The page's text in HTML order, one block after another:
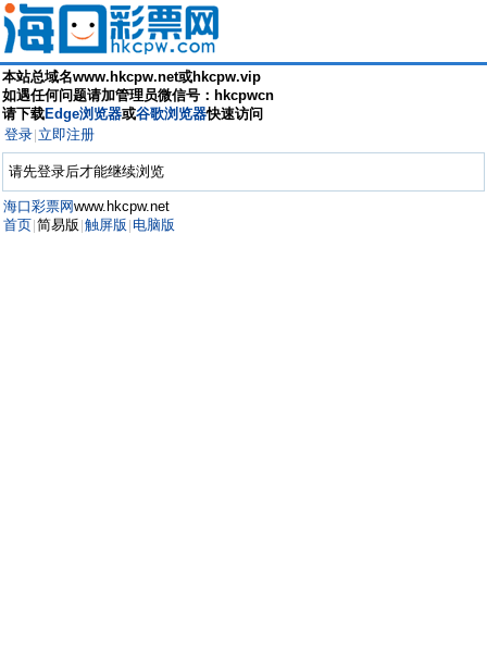
本站总域名www.hkcpw.net或hkcpw.vip
如遇任何问题请加管理员微信号：hkcpwcn
请下载Edge浏览器或谷歌浏览器快速访问
登录 立即注册
请先登录后才能继续浏览
海口彩票网www.hkcpw.net
首页 简易版 触屏版 电脑版